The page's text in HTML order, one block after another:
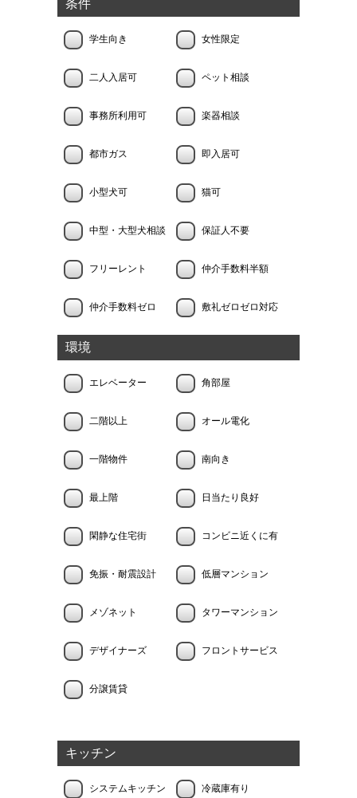
条件
学生向き 女性限定
二人入居可 ペット相談
事務所利用可 楽器相談
都市ガス 即入居可
小型犬可 猫可
中型・大型犬相談 保証人不要
フリーレント 仲介手数料半額
仲介手数料ゼロ 敷礼ゼロゼロ対応
環境
エレベーター 角部屋
二階以上 オール電化
一階物件 南向き
最上階 日当たり良好
閑静な住宅街 コンビニ近くに有
免振・耐震設計 低層マンション
メゾネット タワーマンション
デザイナーズ フロントサービス
分譲賃貸
キッチン
システムキッチン 冷蔵庫有り